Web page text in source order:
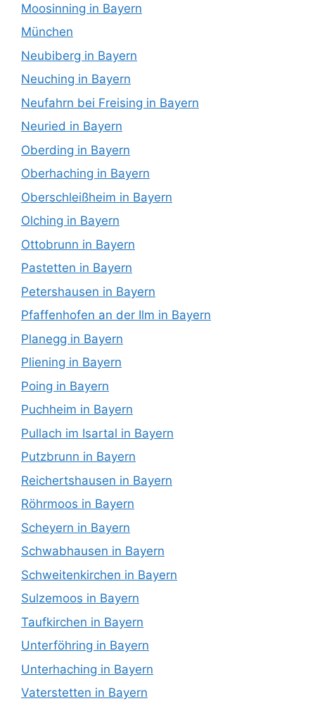
Moosinning in Bayern
München
Neubiberg in Bayern
Neuching in Bayern
Neufahrn bei Freising in Bayern
Neuried in Bayern
Oberding in Bayern
Oberhaching in Bayern
Oberschleißheim in Bayern
Olching in Bayern
Ottobrunn in Bayern
Pastetten in Bayern
Petershausen in Bayern
Pfaffenhofen an der Ilm in Bayern
Planegg in Bayern
Pliening in Bayern
Poing in Bayern
Puchheim in Bayern
Pullach im Isartal in Bayern
Putzbrunn in Bayern
Reichertshausen in Bayern
Röhrmoos in Bayern
Scheyern in Bayern
Schwabhausen in Bayern
Schweitenkirchen in Bayern
Sulzemoos in Bayern
Taufkirchen in Bayern
Unterföhring in Bayern
Unterhaching in Bayern
Vaterstetten in Bayern